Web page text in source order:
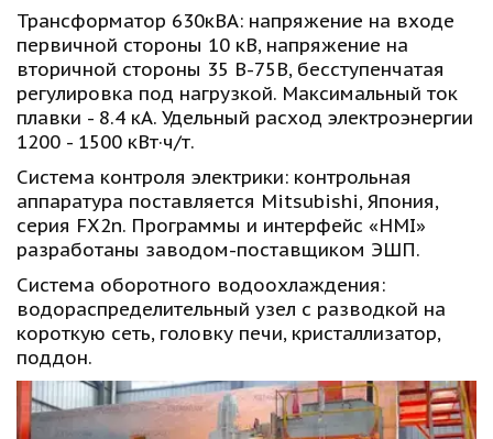
Трансформатор 630кВА: напряжение на входе
первичной стороны 10 кВ, напряжение на
вторичной стороны 35 В-75В, бесступенчатая
регулировка под нагрузкой. Максимальный ток
плавки - 8.4 кА. Удельный расход электроэнергии
1200 - 1500 кВт·ч/т.
Система контроля электрики: контрольная
аппаратура поставляется Mitsubishi, Япония,
серия FX2n. Программы и интерфейс «HMI»
разработаны заводом-поставщиком ЭШП.
Система оборотного водоохлаждения:
водораспределительный узел с разводкой на
короткую сеть, головку печи, кристаллизатор,
поддон.